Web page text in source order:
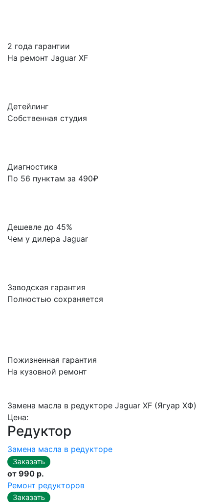
2 года гарантии
На ремонт Jaguar XF
Детейлинг
Собственная студия
Диагностика
По 56 пунктам за 490₽
Дешевле до 45%
Чем у дилера Jaguar
Заводская гарантия
Полностью сохраняется
Пожизненная гарантия
На кузовной ремонт
Замена масла в редукторе Jaguar XF (Ягуар ХФ)
Цена:
Редуктор
Замена масла в редукторе
от 990 р.
Ремонт редукторов